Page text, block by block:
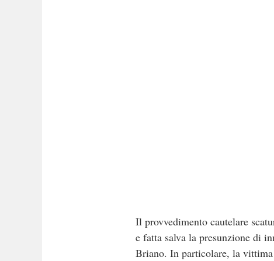
Il provvedimento cautelare
e fatta salva la presunzione di
Briano. In particolare, la vittima